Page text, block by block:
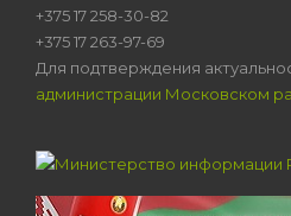
+375 17 258-30-82
+375 17 263-97-69
Для подтверждения
администрации Московском